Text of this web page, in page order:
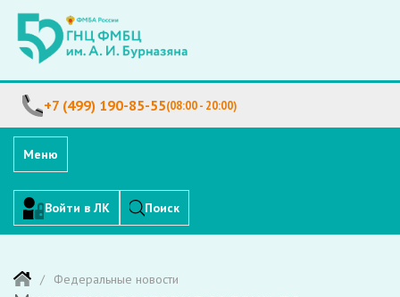
+7 (499) 190-85-55(08:00 - 20:00)
Меню
Войти в ЛК Поиск
Федеральные новости